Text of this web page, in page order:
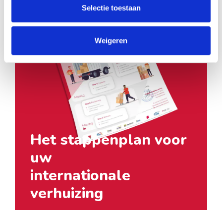
Selectie toestaan
Weigeren
Het stappenplan voor
uw
internationale
verhuizing